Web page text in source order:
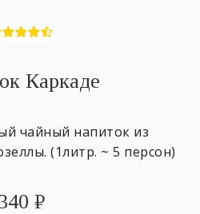
Каркаде
чайный напиток из
(1литр. ~ 5 персон)
₽